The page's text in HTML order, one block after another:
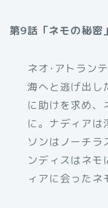
第9話「ネモの秘密」
ネオ･アトラン
海へと逃げ出し
に助けを求め、
に。ナディアは
ソンはノーチラ
ンディスはネ
ィアに会ったネ